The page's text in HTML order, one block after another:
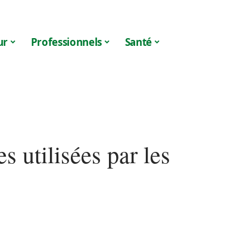
Professionnels Santé
utilisées par les